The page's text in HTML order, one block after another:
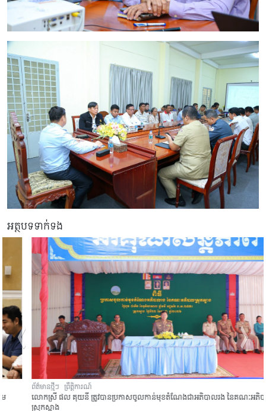
អត្ថបទទាក់ទង
ព័ត៌មានថ្មីៗ ព្រឹត្តិការណ៍
លោកស្រី ផល គុយនី ត្រូវបានប្រកាសចូលកាន់មុខតំណែងជាអភិបាលរង នៃគណៈអភិបាល
ស្រុកស្អាង